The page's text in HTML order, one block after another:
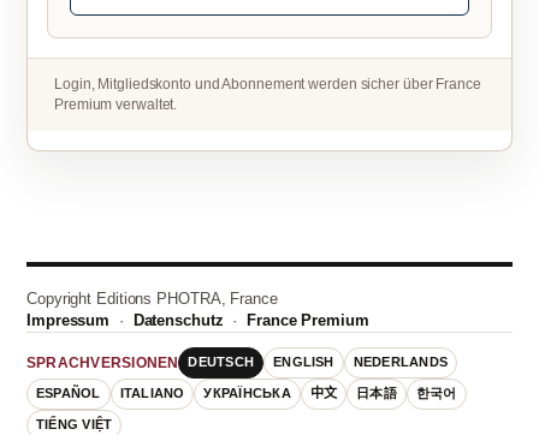
Login, Mitgliedskonto und Abonnement werden sicher über France
Premium verwaltet.
Copyright Editions PHOTRA, France
Impressum · Datenschutz ·France Premium
SPRACHVERSIONEN DEUTSCH ENGLISH NEDERLANDS
ESPAÑOL ITALIANO УКРАЇНСЬКА 中文 日本語 한국어
TIẾNG VIỆT